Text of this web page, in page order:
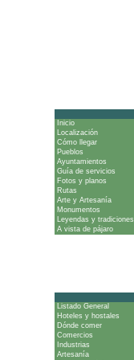
Inicio
Localización
Cómo llegar
Pueblos
Ayuntamientos
Guía de servicios
Fotos y planos
Rutas
Arte y Artesanía
Monumentos
Leyendas y tradiciones
A vista de pájaro
Listado General
Hoteles y hostales
Dónde comer
Comercios
Industrias
Artesanía